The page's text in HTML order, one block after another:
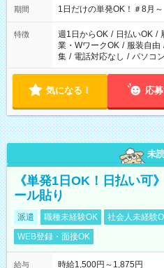
期間 1日だけの単発OK！＃8月
特徴 週1日からOK / 日払いOK /
業・WワークOK / 服装自由
集 / 電話対応なし / パソコ
気になる！ 応
未
《単発1日OK！日払い可
ール貼り
派遣 職種未経験OK 社会人未経験
WEB登録・面接OK
給与
時給1,500円～1,875円